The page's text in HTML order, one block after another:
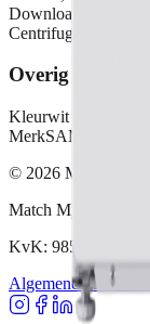
Downloaded,
Centrifugeren, Wool/
Overig
Kleurwit
MerkSAMSUNG
© 2026 Match My
Match My Deal
KvK: 98581481
Algemene